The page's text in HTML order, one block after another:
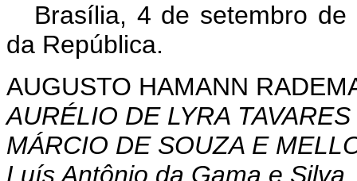
Brasília, 4 de setembro de
da República.
AUGUSTO HAMANN
AURÉLIO DE LYRA TAVARES
MÁRCIO DE SOUZA E
Luís Antônio da Gama e Silva